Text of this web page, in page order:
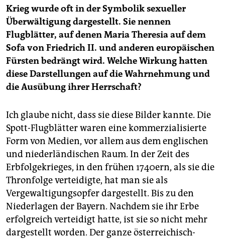
Krieg wurde oft in der Symbolik sexueller
Überwältigung dargestellt. Sie nennen
Flugblätter, auf denen Maria Theresia auf dem
Sofa von Friedrich II. und anderen europäischen
Fürsten bedrängt wird. Welche Wirkung hatten
diese Darstellungen auf die Wahrnehmung und
die Ausübung ihrer Herrschaft?
Ich glaube nicht, dass sie diese Bilder kannte. Die
Spott-Flugblätter waren eine kommerzialisierte
Form von Medien, vor allem aus dem englischen
und niederländischen Raum. In der Zeit des
Erbfolgekrieges, in den frühen 1740ern, als sie die
Thronfolge verteidigte, hat man sie als
Vergewaltigungsopfer dargestellt. Bis zu den
Niederlagen der Bayern. Nachdem sie ihr Erbe
erfolgreich verteidigt hatte, ist sie so nicht mehr
dargestellt worden. Der ganze österreichisch-